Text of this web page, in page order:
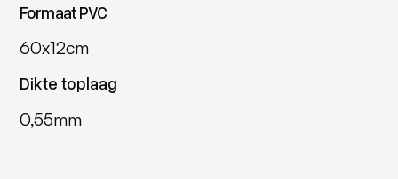
Formaat PVC
60x12cm
Dikte toplaag
0,55mm